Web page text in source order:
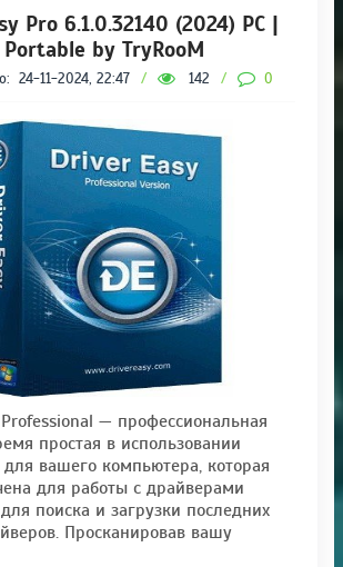
Pro 6.1.0.32140 (2024) РС |
Portable by TryRooM
24-11-2024, 22:47 / 142 / 0
— профессиональная
простая в использовании
вашего компьютера, которая
для работы с драйверами
поиска и загрузки последних
Просканировав вашу